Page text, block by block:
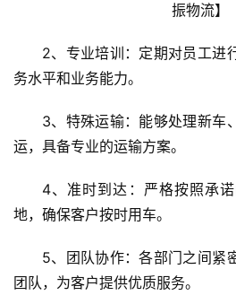
2、专业培训：定期对员工进
务水平和业务能力。
3、特殊运输：能够处理新车
运，具备专业的运输方案。
4、准时到达：严格按照承
地，确保客户按时用车。
5、团队协作：各部门之间紧
团队，为客户提供优质服务。